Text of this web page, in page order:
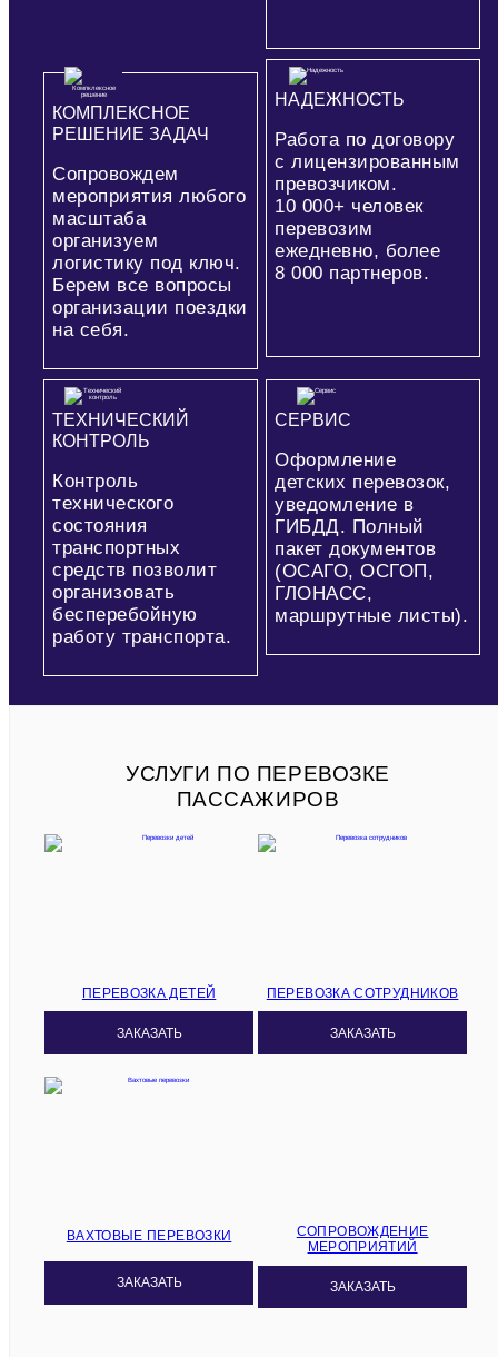
КОМПЛЕКСНОЕ
РЕШЕНИЕ ЗАДАЧ
Сопровождем
мероприятия любого
масштаба
организуем
логистику под ключ.
Берем все вопросы
организации поездки
на себя.
НАДЕЖНОСТЬ
Работа по договору
с лицензированным
превозчиком.
10 000+ человек
перевозим
ежедневно, более
8 000 партнеров.
ТЕХНИЧЕСКИЙ
КОНТРОЛЬ
Контроль
технического
состояния
транспортных
средств позволит
организовать
бесперебойную
работу транспорта.
СЕРВИС
Оформление
детских перевозок,
уведомление в
ГИБДД. Полный
пакет документов
(ОСАГО, ОСГОП,
ГЛОНАСС,
маршрутные листы).
УСЛУГИ ПО ПЕРЕВОЗКЕ
ПАССАЖИРОВ
ПЕРЕВОЗКА ДЕТЕЙ
ЗАКАЗАТЬ
ПЕРЕВОЗКА СОТРУДНИКОВ
ЗАКАЗАТЬ
ВАХТОВЫЕ ПЕРЕВОЗКИ
ЗАКАЗАТЬ
СОПРОВОЖДЕНИЕ
МЕРОПРИЯТИЙ
ЗАКАЗАТЬ